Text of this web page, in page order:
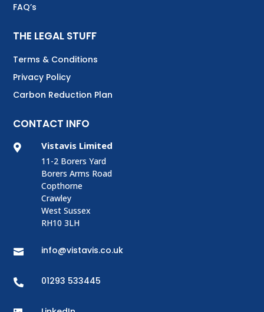
FAQ’s
THE LEGAL STUFF
Terms & Conditions
Privacy Policy
Carbon Reduction Plan
CONTACT INFO
 Vistavis Limited
11-2 Borers Yard
Borers Arms Road
Copthorne
Crawley
West Sussex
RH10 3LH
 info@vistavis.co.uk
 01293 533445